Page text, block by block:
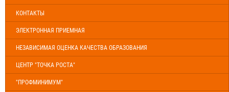
КОНТАКТЫ
ЭЛЕКТРОННАЯ ПРИЕМНАЯ
НЕЗАВИСИМАЯ ОЦЕНКА КАЧЕСТВА ОБРАЗОВАНИЯ
ЦЕНТР "ТОЧКА РОСТА"
"ПРОФМИНИМУМ"